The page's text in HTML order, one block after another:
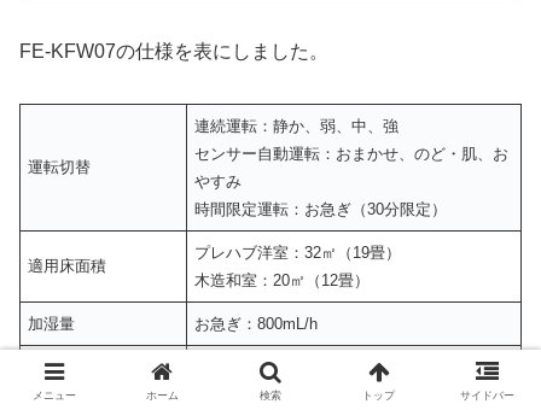
FE-KFW07の仕様を表にしました。
運転切替
連続運転：静か、弱、中、強
センサー自動運転：おまかせ、のど・肌、お
やすみ
時間限定運転：お急ぎ（30分限定）
適用床面積
プレハブ洋室：32㎡（19畳）
木造和室：20㎡（12畳）
加湿量 お急ぎ：800mL/h
強：700mL/h
中：500mL/h
メニュー ホーム 検索 トップ サイドバー